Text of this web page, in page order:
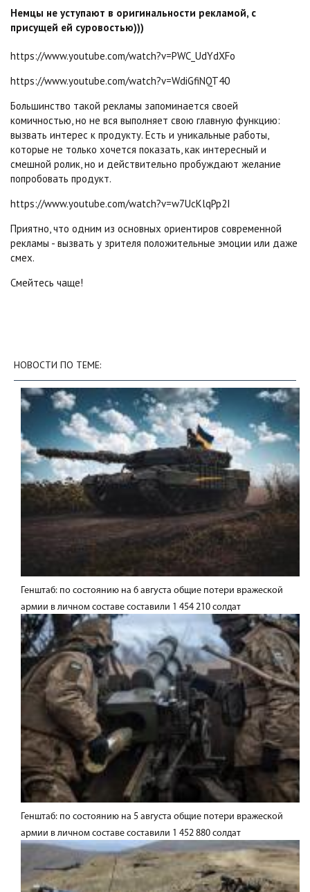
Немцы не уступают в оригинальности рекламой, с
присущей ей суровостью)))
https://www.youtube.com/watch?v=PWC_UdYdXFo
https://www.youtube.com/watch?v=WdiGfiNQT40
Большинство такой рекламы запоминается своей
комичностью, но не вся выполняет свою главную функцию:
вызвать интерес к продукту. Есть и уникальные работы,
которые не только хочется показать, как интересный и
смешной ролик, но и действительно пробуждают желание
попробовать продукт.
https://www.youtube.com/watch?v=w7UcKlqPp2I
Приятно, что одним из основных ориентиров современной
рекламы - вызвать у зрителя положительные эмоции или даже
смех.
Смейтесь чаще!
НОВОСТИ ПО ТЕМЕ:
Генштаб: по состоянию на 6 августа общие потери вражеской
армии в личном составе составили 1 454 210 солдат
Генштаб: по состоянию на 5 августа общие потери вражеской
армии в личном составе составили 1 452 880 солдат